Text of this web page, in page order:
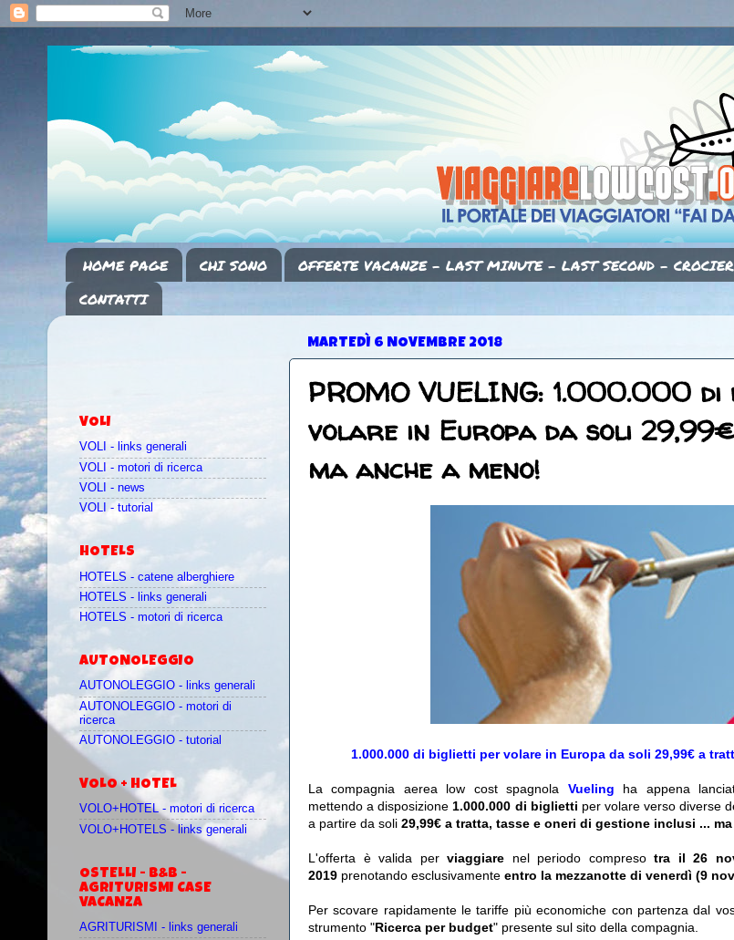
HOME PAGE CHI SONO OFFERTE VACANZE - LAST MINUTE - LAST SECOND -
CONTATTI
MARTEDÌ 6 NOVEMBRE 2018
PROMO VUELING: 1.000.000
volare in Europa da soli
ma anche a meno!
1.000.000 di biglietti per volare in Europa da soli 29,99€ a
La compagnia aerea low cost spagnola Vueling
ha appena
mettendo a disposizione 1.000.000 di biglietti per volare verso diverse
a partire da soli 29,99€ a tratta, tasse e oneri di gestione inclusi ...
L'offerta è valida perviaggiare nel periodo compreso tra il 26
2019 prenotando esclusivamente entro la mezzanotte di venerdì (9
Per scovare rapidamente le tariffe più economiche con partenza dal
strumento "Ricerca per budget" presente sul sito della compagnia.
VOLI
VOLI - links generali
VOLI - motori di ricerca
VOLI - news
VOLI - tutorial
HOTELS
HOTELS - catene alberghiere
HOTELS - links generali
HOTELS - motori di ricerca
AUTONOLEGGIO
AUTONOLEGGIO - links generali
AUTONOLEGGIO - motori di
ricerca
AUTONOLEGGIO - tutorial
VOLO + HOTEL
VOLO+HOTEL - motori di ricerca
VOLO+HOTELS - links generali
OSTELLI - B&B -
AGRITURISMI CASE
VACANZA
AGRITURISMI - links generali